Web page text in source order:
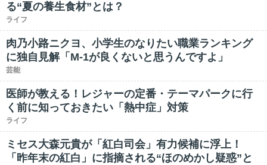
る“夏の養生食材”とは？
ライフ
肉乃小路ニクヨ、小学生のなりたい職業ランキング
に独自見解「M-1が良くないと思うんですよ」
芸能
医師が教える！レジャーの定番・テーマパークに行
く前に知っておきたい「熱中症」対策
ライフ
ミセス大森元貴が「紅白司会」有力候補に浮上！
「昨年末の紅白」に指摘される“ほのめかし疑惑”と